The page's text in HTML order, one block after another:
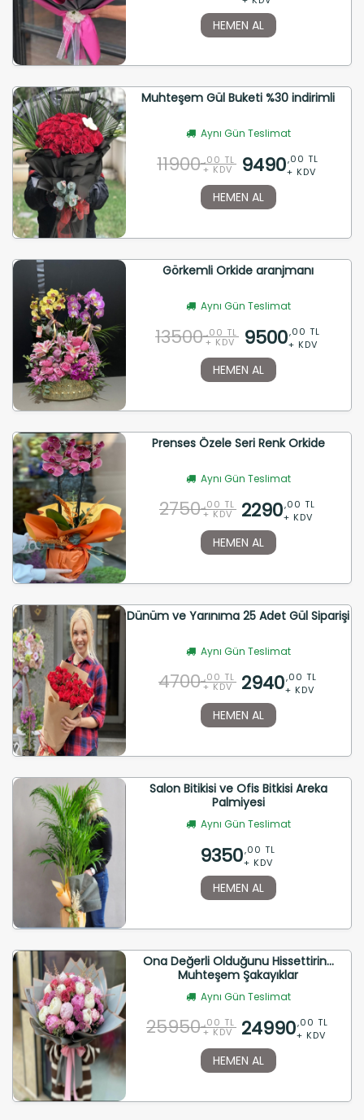
HEMEN AL
Muhteşem Gül Buketi %30 indirimli
Aynı Gün Teslimat
11900 ,00 TL
+ KDV 9490,00 TL
+ KDV
HEMEN AL
Görkemli Orkide aranjmanı
Aynı Gün Teslimat
13500 ,00 TL
+ KDV 9500,00 TL
+ KDV
HEMEN AL
Prenses Özele Seri Renk Orkide
Aynı Gün Teslimat
2750 ,00 TL
+ KDV 2290,00 TL
+ KDV
HEMEN AL
Dünüm ve Yarınıma 25 Adet Gül Siparişi
Aynı Gün Teslimat
4700 ,00 TL
+ KDV 2940,00 TL
+ KDV
HEMEN AL
Salon Bitikisi ve Ofis Bitkisi Areka
Palmiyesi
Aynı Gün Teslimat
9350,00 TL
+ KDV
HEMEN AL
Ona Değerli Olduğunu Hissettirin...
Muhteşem Şakayıklar
Aynı Gün Teslimat
25950 ,00 TL
+ KDV 24990,00 TL
+ KDV
HEMEN AL